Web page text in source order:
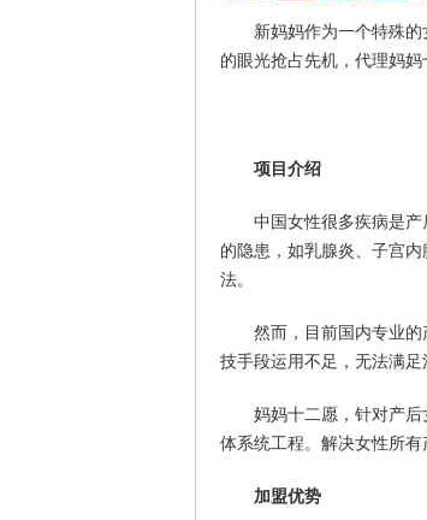
新妈妈作为一个特殊
的眼光抢占先机，代理妈妈
项目介绍
中国女性很多疾病是
的隐患，如乳腺炎、子宫
法。
然而，目前国内专业
技手段运用不足，无法满足
妈妈十二愿，针对产
体系统工程。解决女性所有
加盟优势